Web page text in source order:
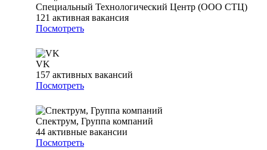
Специальный Технологический Центр (ООО СТЦ)
121 активная вакансия
Посмотреть
VK
157 активных вакансий
Посмотреть
Спектрум, Группа компаний
44 активные вакансии
Посмотреть